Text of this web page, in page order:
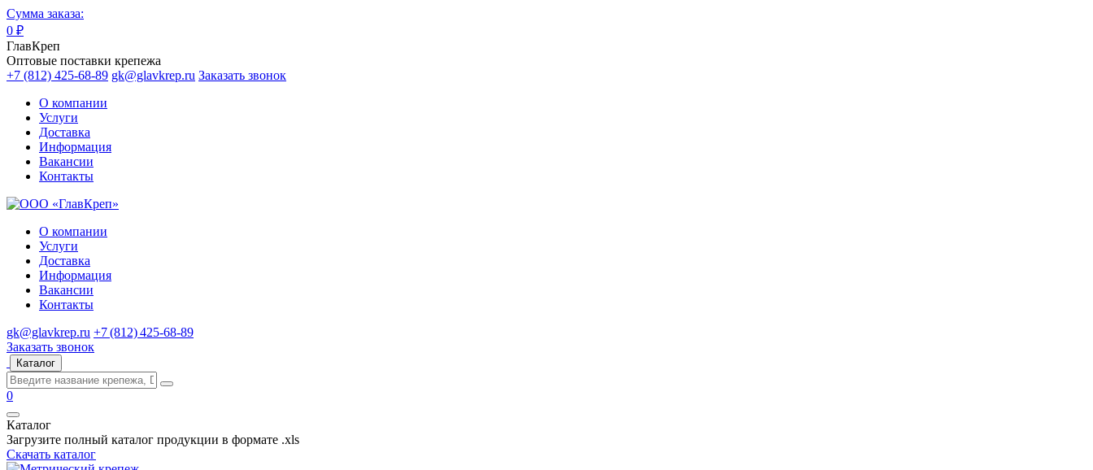
Сумма заказа:
0 ₽
ГлавКреп
Оптовые поставки крепежа
+7 (812) 425-68-89 gk@glavkrep.ru Заказать звонок
О компании
Услуги
Доставка
Информация
Вакансии
Контакты
О компании
Услуги
Доставка
Информация
Вакансии
Контакты
gk@glavkrep.ru +7 (812) 425-68-89
Заказать звонок
Каталог
0
Каталог
Загрузите полный каталог продукции в формате .xls
Скачать каталог